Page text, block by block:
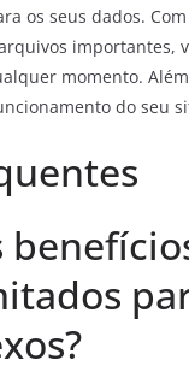
os seus dados.
importantes,
momento.
do seu